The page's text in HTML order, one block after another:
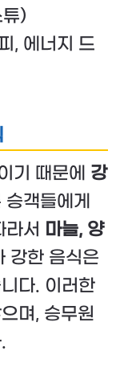
)
, 에너지 드
기 때문에 강
객들에게
서 마늘, 양
강한 음식은
다. 이러한
며, 승무원